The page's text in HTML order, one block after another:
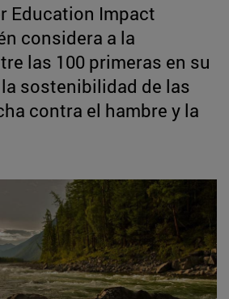
Education Impact
considera a la
las 100 primeras en su
sostenibilidad de las
contra el hambre y la